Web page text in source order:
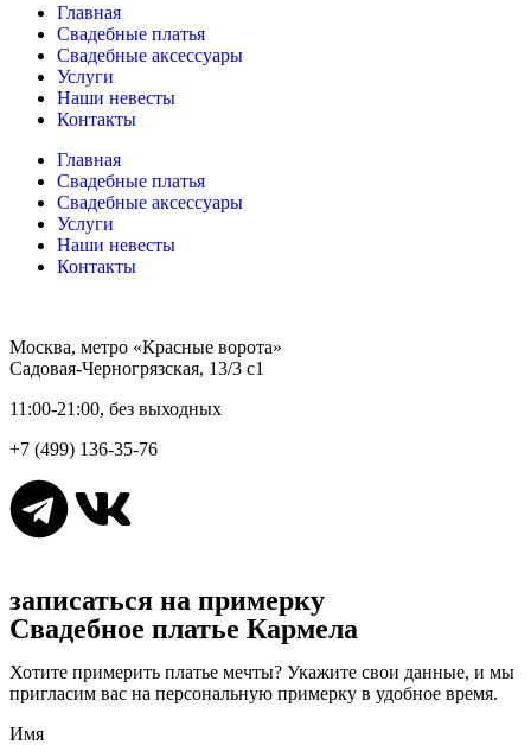
Главная
Свадебные платья
Свадебные аксессуары
Услуги
Наши невесты
Контакты
Главная
Свадебные платья
Свадебные аксессуары
Услуги
Наши невесты
Контакты
Москва, метро «Красные ворота»
Садовая-Черногрязская, 13/3 с1
11:00-21:00, без выходных
+7 (499) 136-35-76
записаться на примерку
Свадебное платье Кармела
Хотите примерить платье мечты? Укажите свои данные, и мы
пригласим вас на персональную примерку в удобное время.
Имя